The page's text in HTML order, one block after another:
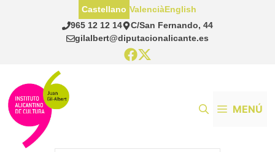
965 12 12 14
C/San Fernando, 44
gilalbert@diputacionalicante.es
Castellano ValenciàEnglish
MENÚ